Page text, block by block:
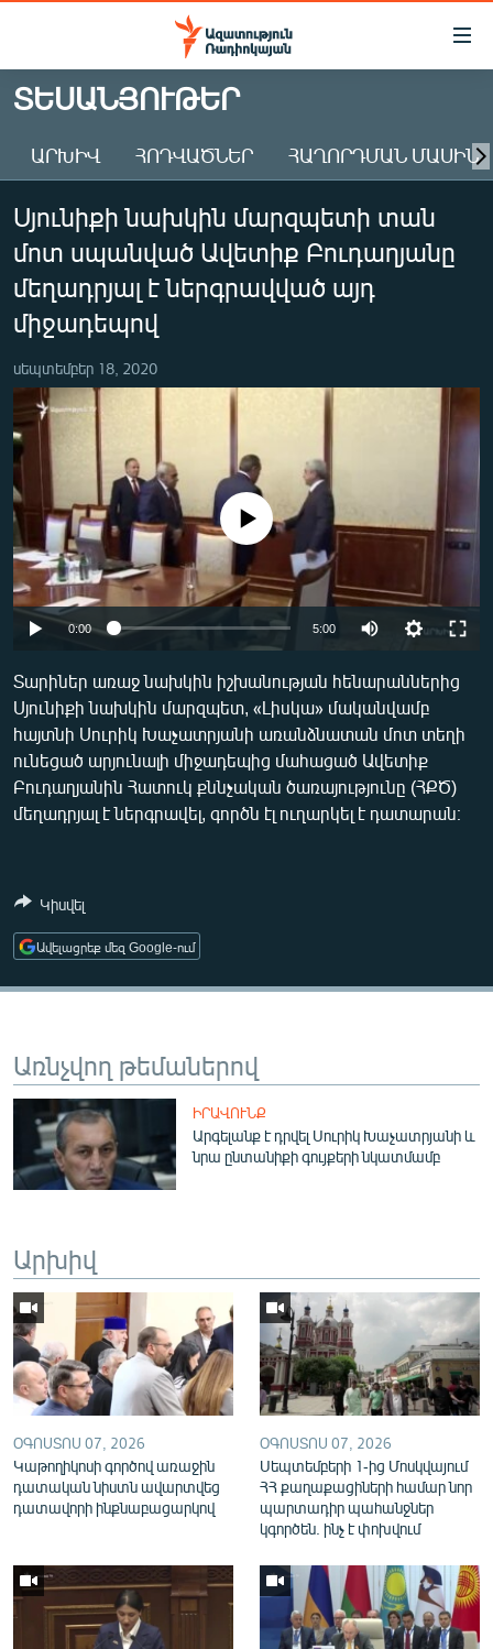
Մատչելիության
Անցնել
հիմնական
Անցնել
հիմնական
մենյուին
Որոնում
ԱԶԱՏՈՒԹՅՈՒՆ TV
ՀԱՅԱՍՏԱՆ
ԸՆՏՐՈՒԹՅՈՒՆՆԵՐ 2026
ԻՐԱՎՈՒՆՔ
ՀԱՍԱՐԱԿՈՒԹՅՈՒՆ
ՂԱՐԱԲԱՂ
ՊԱՏԵՐԱԶՄԻ 6 ՇԱԲԱԹՆԵՐԸ
ՏԱՐԱԾԱՇՐՋԱՆ
ՄԻՋԱԶԳԱՅԻՆ
ՄՇԱԿՈՒՅԹ
ՍՊՈՐՏ
ՄԵԿՆԱԲԱՆՈՒԹՅՈՒՆ
ՏՏ ԵՒ ԻՆՏԵՐՆԵՏ
ԿՈՐՈՆԱՎԻՐՈՒՍ
ԱՐԽԻՎ
ՏԵՍԱՆՅՈՒԹԵՐ
ԲԱՆԱՎԵՃ
ՓՈԴՔԱՍԹ
Հայերեն
ՀԵՏԵՎԵՔ ՄԵԶ
«Ազատության» բոլոր կայքերը
ՏԵՍԱՆՅՈՒԹԵՐ
ԱՐԽԻՎ ՀՈԴՎԱԾՆԵՐ ՀԱՂՈՐԴՄԱՆ ՄԱՍԻՆ
Սյունիքի նախկին մարզպետի տան
մոտ սպանված Ավետիք Բուդաղյանը
մեղադրյալ է ներգրավված այդ
միջադեպով
սեպտեմբեր 18, 2020
Auto 240p 360p 480p
720p
No media source currently available
0:00 5:00
360p
480p
720p
Տարիներ առաջ նախկին իշխանության հենարաններից
Սյունիքի նախկին մարզպետ, «Լիսկա» մականվամբ
հայտնի Սուրիկ Խաչատրյանի առանձնատան մոտ տեղի
ունեցած արյունալի միջադեպից մահացած Ավետիք
Բուդաղյանին Հատուկ քննչական ծառայությունը (ՀՔԾ)
մեղադրյալ է ներգրավել, գործն էլ ուղարկել է դատարան։
Կիսվել
Ավելացրեք մեզ Google-ում
Առնչվող թեմաներով
ԻՐԱՎՈՒՆՔ
Արգելանք է դրվել Սուրիկ Խաչատրյանի և
նրա ընտանիքի գույքերի նկատմամբ
Արխիվ
ՕԳՈՍՏՈՍ 07, 2026
Կաթողիկոսի գործով առաջին
դատական նիստն ավարտվեց
դատավորի ինքնաբացարկով
ՕԳՈՍՏՈՍ 07, 2026
Սեպտեմբերի 1-ից Մոսկվայում
ՀՀ քաղաքացիների համար նոր
պարտադիր պահանջներ
կգործեն. ինչ է փոխվում